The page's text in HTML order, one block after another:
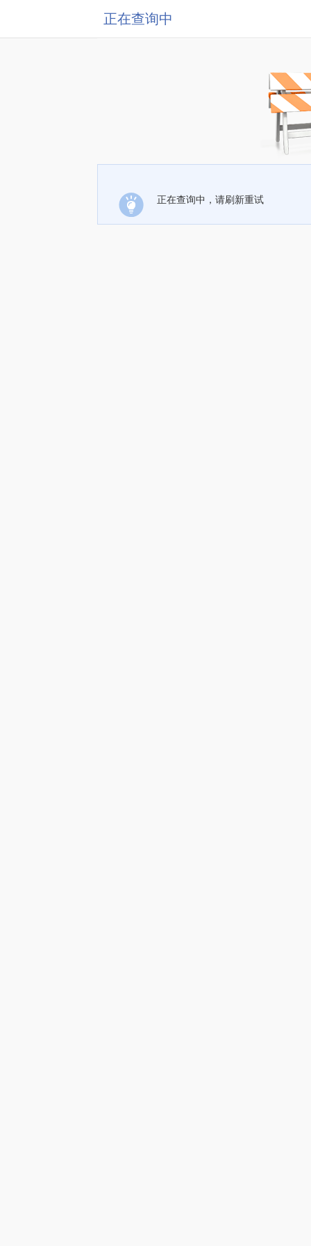
正在查询中
正在查询中，请刷新重试